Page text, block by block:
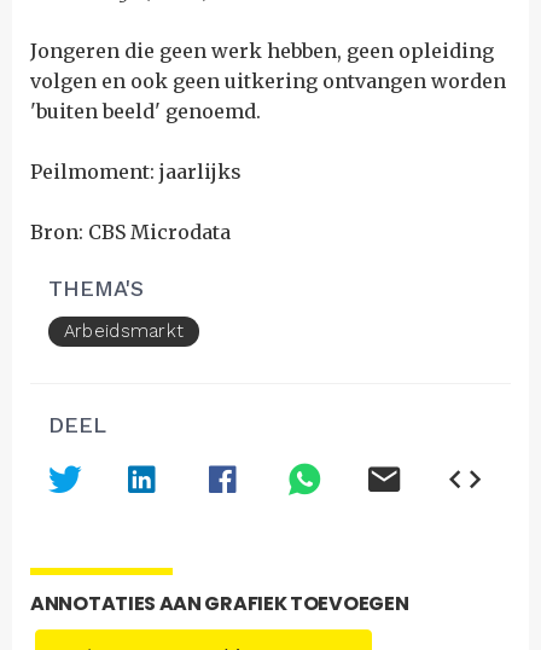
Jongeren die geen werk hebben, geen opleiding
volgen en ook geen uitkering ontvangen worden
'buiten beeld' genoemd.
Peilmoment: jaarlijks
Bron: CBS Microdata
THEMA'S
Arbeidsmarkt
DEEL
ANNOTATIES AAN GRAFIEK TOEVOEGEN